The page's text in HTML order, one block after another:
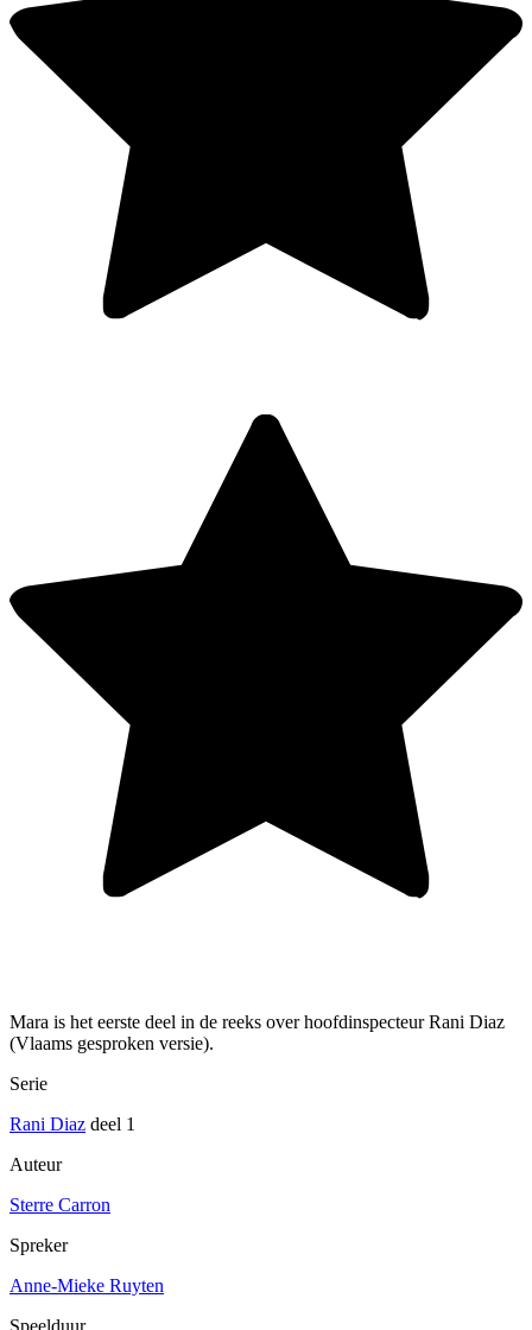
Mara is het eerste deel in de reeks over hoofdinspecteur Rani Diaz
(Vlaams gesproken versie).
Serie
Rani Diaz deel 1
Auteur
Sterre Carron
Spreker
Anne-Mieke Ruyten
Speelduur